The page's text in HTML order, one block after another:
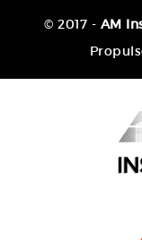
© 2017 - AM